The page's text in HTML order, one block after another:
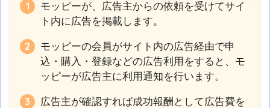
モッピーが、広告主からの依頼を受けてサイ
ト内に広告を掲載します。
モッピーの会員がサイト内の広告経由で申
込・購入・登録などの広告利用をすると、モ
ッピーが広告主に利用通知を行います。
広告主が確認すれば成功報酬として広告費を